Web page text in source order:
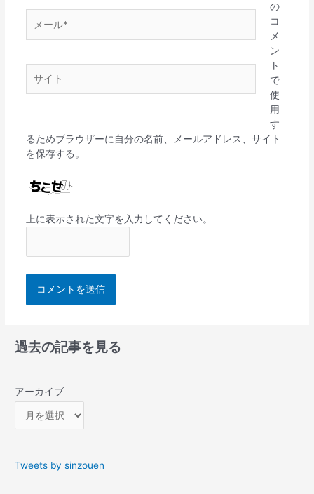
ー
の
コ
メ
ン
ト
で
使
用
す
るためブラウザーに自分の名前、メールアドレス、サイト
を保存する。
上に表示された文字を入力してください。
過去の記事を見る
アーカイブ
Tweets by sinzouen